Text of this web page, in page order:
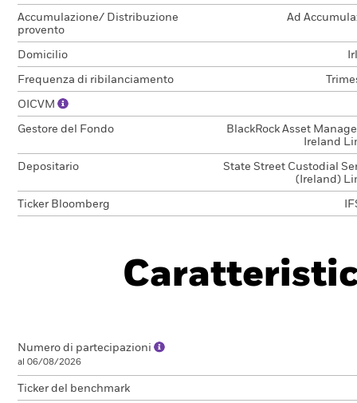
Accumulazione/ Distribuzione
provento
Ad
Domicilio
Frequenza di ribilanciamento
OICVM
Gestore del Fondo
BlackRock Asset
Ireland
Depositario
State Street Custodial
(Ireland)
Ticker Bloomberg
Numero di partecipazioni
al 06/08/2026
Ticker del benchmark